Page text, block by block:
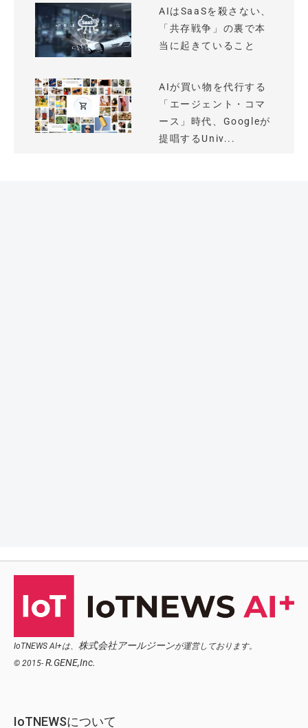
AIはSaaSを殺さない、
「共存戦争」の裏で本
当に起きていること
AIが買い物を代行する
「エージェント・コマ
ース」時代、Googleが
提唱するUniv...
IoTNEWS AI+は、 株式会社アールジーンが運営しております。
© 2015- R.GENE,Inc.
IoTNEWSについて